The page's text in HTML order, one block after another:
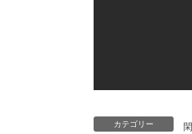
カテゴリー